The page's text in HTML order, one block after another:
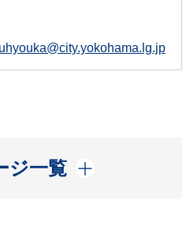
ジ一覧
開く